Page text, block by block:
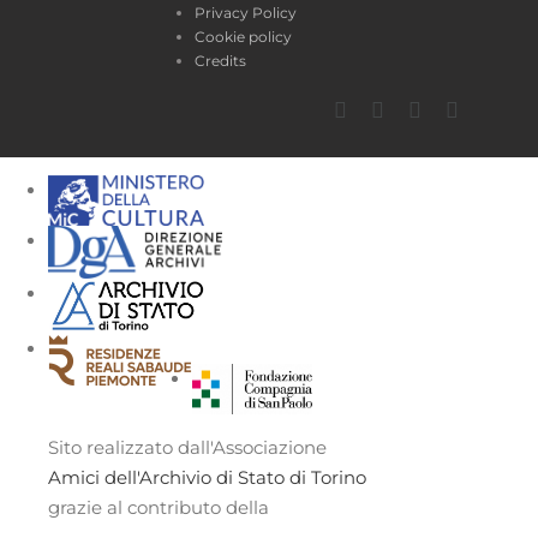
Privacy Policy
Cookie policy
Credits
Facebook
TwitterYouTube
Sito realizzato dall'Associazione
Amici dell'Archivio di Stato di Torino
grazie al contributo della